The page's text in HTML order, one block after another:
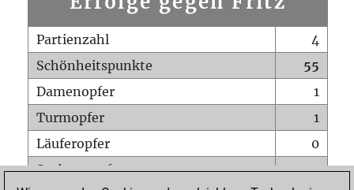
Partienzahl
4
Schönheitspunkte
55
Damenopfer
1
Turmopfer
1
Läuferopfer
0
Springeropfer
2